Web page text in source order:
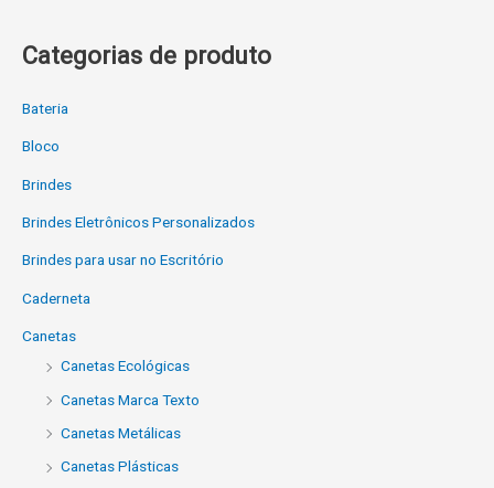
Categorias de produto
Bateria
Bloco
Brindes
Brindes Eletrônicos Personalizados
Brindes para usar no Escritório
Caderneta
Canetas
Canetas Ecológicas
Canetas Marca Texto
Canetas Metálicas
Canetas Plásticas